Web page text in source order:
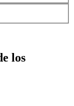
los